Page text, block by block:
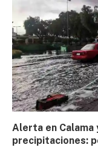
Alerta en Calama
precipitaciones: